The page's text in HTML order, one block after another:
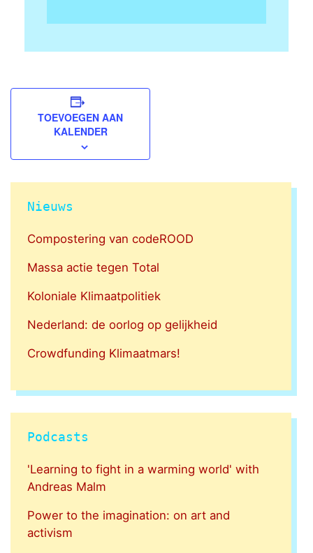
TOEVOEGEN AAN
KALENDER
Nieuws
Compostering van codeROOD
Massa actie tegen Total
Koloniale Klimaatpolitiek
Nederland: de oorlog op gelijkheid
Crowdfunding Klimaatmars!
Podcasts
'Learning to fight in a warming world' with
Andreas Malm
Power to the imagination: on art and
activism